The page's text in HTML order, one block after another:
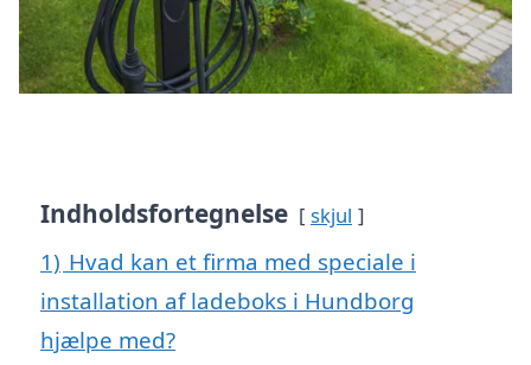
Indholdsfortegnelse skjul
1) Hvad kan et firma med speciale i
installation af ladeboks i Hundborg
hjælpe med?